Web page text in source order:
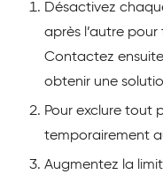
Désactivez
après l’autre
Contactez
obtenir une
Pour exclure tout
temporairement
Augmentez la